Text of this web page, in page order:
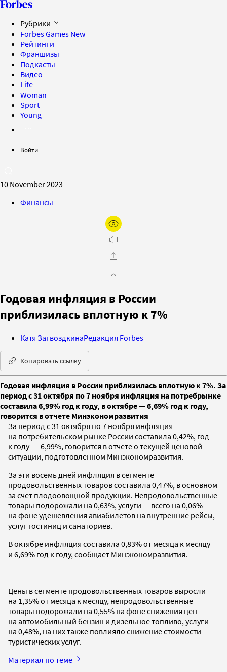
Рубрики
Forbes Games New
Рейтинги
Франшизы
Подкасты
Видео
Life
Woman
Sport
Young
Войти
10 November 2023
Финансы
Годовая инфляция в России
приблизилась вплотную к 7%
Катя ЗагвоздкинаРедакция Forbes
Копировать ссылку
Годовая инфляция в России приблизилась вплотную к 7%. За
период с 31 октября по 7 ноября инфляция на потребрынке
составила 6,99% год к году, в октябре — 6,69% год к году,
говорится в отчете Минэкономразвития
За период с 31 октября по 7 ноября инфляция
на потребительском рынке России составила 0,42%, год
к году — 6,99%, говорится в отчете о текущей ценовой
ситуации, подготовленном Минэкономразвития.
За эти восемь дней инфляция в сегменте
продовольственных товаров составила 0,47%, в основном
за счет плодоовощной продукции. Непродовольственные
товары подорожали на 0,63%, услуги — всего на 0,06%
на фоне удешевления авиабилетов на внутренние рейсы,
услуг гостиниц и санаториев.
В октябре инфляция составила 0,83% от месяца к месяцу
и 6,69% год к году, сообщает Минэкономразвития.
Цены в сегменте продовольственных товаров выросли
на 1,35% от месяца к месяцу, непродовольственные
товары подорожали на 0,55% на фоне снижения цен
на автомобильный бензин и дизельное топливо, услуги —
на 0,48%, на них также повлияло снижение стоимости
туристических услуг.
Материал по теме